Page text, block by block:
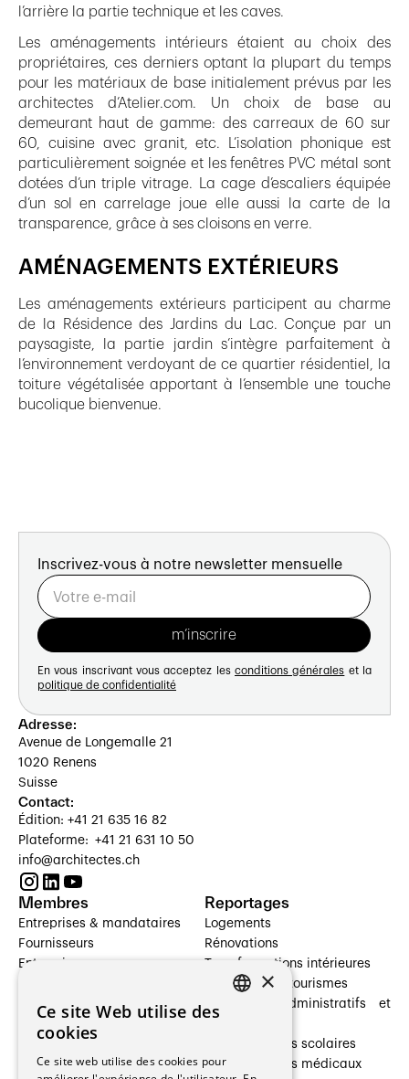
l’arrière la partie technique et les caves.
Les aménagements intérieurs étaient au choix des
propriétaires, ces derniers optant la plupart du temps
pour les matériaux de base initialement prévus par les
architectes d’Atelier.com. Un choix de base au
demeurant haut de gamme: des carreaux de 60 sur
60, cuisine avec granit, etc. L’isolation phonique est
particulièrement soignée et les fenêtres PVC métal sont
dotées d’un triple vitrage. La cage d’escaliers équipée
d’un sol en carrelage joue elle aussi la carte de la
transparence, grâce à ses cloisons en verre.
AMÉNAGEMENTS EXTÉRIEURS
Les aménagements extérieurs participent au charme
de la Résidence des Jardins du Lac. Conçue par un
paysagiste, la partie jardin s’intègre parfaitement à
l’environnement verdoyant de ce quartier résidentiel, la
toiture végétalisée apportant à l’ensemble une touche
bucolique bienvenue.
Inscrivez-vous à notre newsletter mensuelle
En vous inscrivant vous acceptez les conditions générales et la
politique de confidentialité
Adresse:
Avenue de Longemalle 21
1020 Renens
Suisse
Contact:
Édition: +41 21 635 16 82
Plateforme: +41 21 631 10 50
info@architectes.ch
Membres
Entreprises & mandataires
Fournisseurs
Entreprises
Architectes paysagistes
Architectes d'intérieur
Entreprises générales
Reportages
Logements
Rénovations
Transformations intérieures
Hôtelleries et tourismes
Bâtiments administratifs et
Établissements scolaires
Établissements médicaux
×
Ce site Web utilise des
cookies
Ce site web utilise des cookies pour